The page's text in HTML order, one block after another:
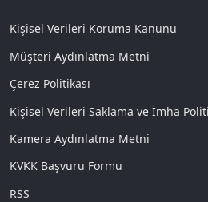
Kişisel Verileri Koruma Kanunu
Müşteri Aydınlatma Metni
Çerez Politikası
Kişisel Verileri Saklama ve İmha
Kamera Aydınlatma Metni
KVKK Başvuru Formu
RSS